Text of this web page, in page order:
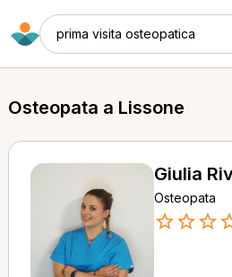
prima visita osteopatica
Osteopata a Lissone
Giulia
Osteopata